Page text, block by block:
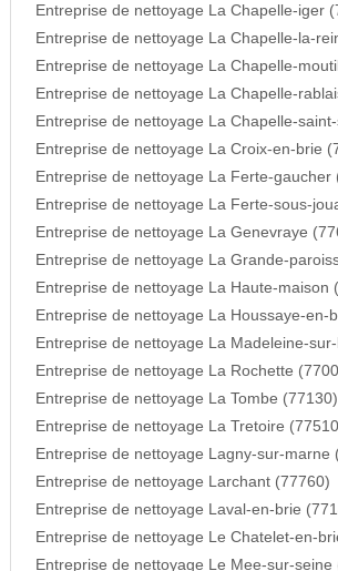
Entreprise de nettoyage La Chapelle-iger
Entreprise de nettoyage La Chapelle-la-
Entreprise de nettoyage La Chapelle-
Entreprise de nettoyage La Chapelle-
Entreprise de nettoyage La Chapelle-
Entreprise de nettoyage La Croix-en-brie
Entreprise de nettoyage La Ferte-gaucher
Entreprise de nettoyage La Ferte-sous-
Entreprise de nettoyage La Genevraye
Entreprise de nettoyage La Grande-
Entreprise de nettoyage La Haute-maison
Entreprise de nettoyage La Houssaye-en-
Entreprise de nettoyage La Madeleine-
Entreprise de nettoyage La Rochette
Entreprise de nettoyage La Tombe (77130)
Entreprise de nettoyage La Tretoire
Entreprise de nettoyage Lagny-sur-marne
Entreprise de nettoyage Larchant (77760)
Entreprise de nettoyage Laval-en-brie
Entreprise de nettoyage Le Chatelet-en-
Entreprise de nettoyage Le Mee-sur-seine